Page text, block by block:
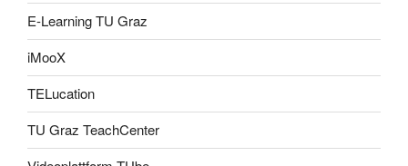
E-Learning TU Graz
iMooX
TELucation
TU Graz TeachCenter